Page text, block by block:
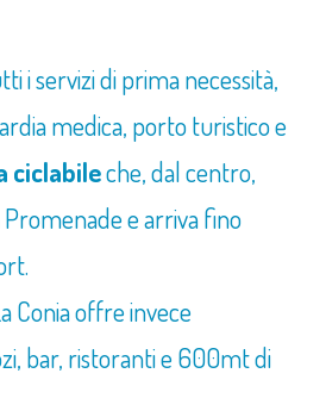
i servizi di prima necessità,
medica, porto turistico e
ciclabileche, dal centro,
e arriva fino
Conia offre invece
bar, ristoranti e 600mt di